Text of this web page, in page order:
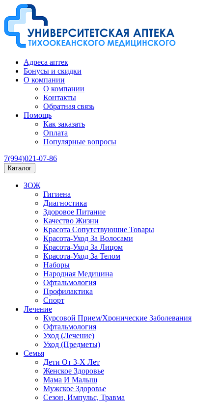
Адреса аптек
Бонусы и скидки
О компании
О компании
Контакты
Обратная связь
Помощь
Как заказать
Оплата
Популярные вопросы
7(994)021-07-86
Каталог
ЗОЖ
Гигиена
Диагностика
Здоровое Питание
Качество Жизни
Красота Сопутствующие Товары
Красота-Уход За Волосами
Красота-Уход За Лицом
Красота-Уход За Телом
Наборы
Народная Медицина
Офтальмология
Профилактика
Спорт
Лечение
Курсовой Прием/Хронические Заболевания
Офтальмология
Уход (Лечение)
Уход (Предметы)
Семья
Дети От 3-Х Лет
Женское Здоровье
Мама И Малыш
Мужское Здоровье
Сезон, Импульс, Травма